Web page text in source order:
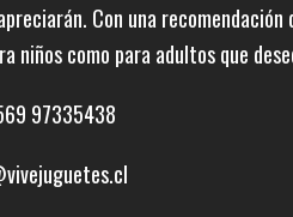
Con una recomendación
niños como para adultos que
97335438